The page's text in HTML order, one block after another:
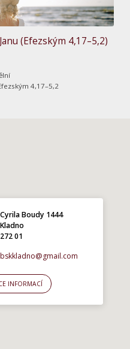
(Efezským 4,17–5,2)
4,17–5,2
Cyrila Boudy 1444
Kladno
272 01
bskkladno@gmail.com
INFORMACÍ